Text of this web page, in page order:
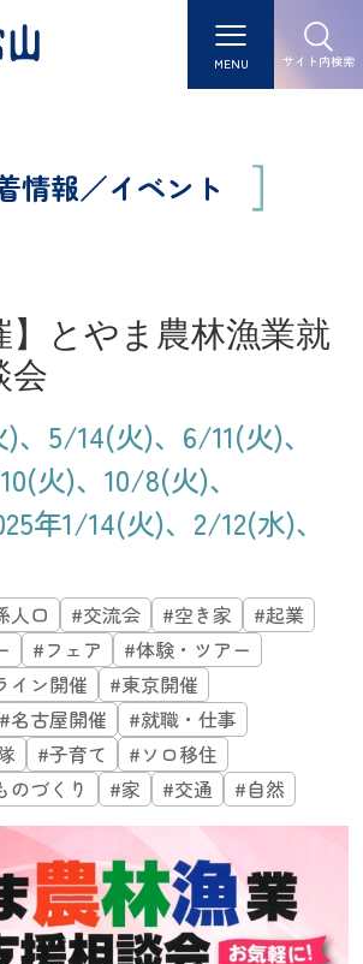
MENU サイト内検索
情報／イベント
】とやま農林漁業就
会
、5/14(火)、6/11(火)、
火)、10/8(火)、
年1/14(火)、2/12(水)、
人口 #交流会 #空き家
#起業
#フェア
#体験・ツアー
イン開催
#東京開催
#名古屋開催
#就職・仕事
#子育て
#ソロ移住
のづくり #家 #交通 #自然